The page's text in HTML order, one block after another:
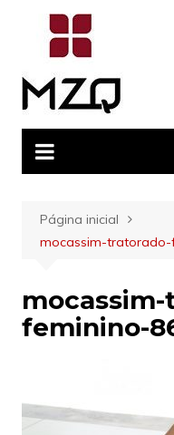
conteúdo
Página inicial
mocassim-tratorado-
feminino-